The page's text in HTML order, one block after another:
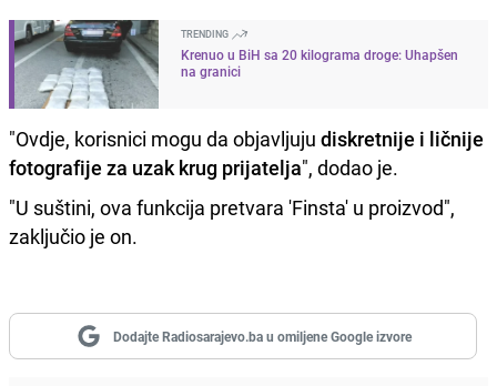
TRENDING
Krenuo u BiH sa 20 kilograma droge: Uhapšen
na granici
"Ovdje, korisnici mogu da objavljuju diskretnije i ličnije
fotografije za uzak krug prijatelja", dodao je.
"U suštini, ova funkcija pretvara 'Finsta' u proizvod",
zaključio je on.
Dodajte Radiosarajevo.ba u omiljene Google izvore